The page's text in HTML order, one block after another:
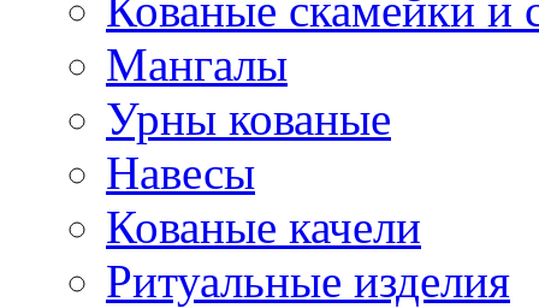
Мангалы
Урны кованые
Навесы
Кованые качели
Ритуальные изделия